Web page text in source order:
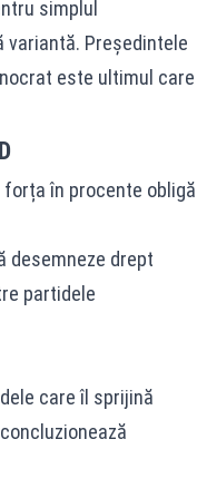
simplul
variantă. Președintele
este ultimul care
în procente obligă
desemneze drept
partidele
care îl sprijină